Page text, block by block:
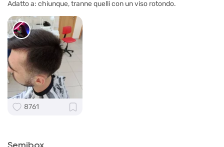
Adatto a: chiunque, tranne quelli con un viso rotondo.
8761